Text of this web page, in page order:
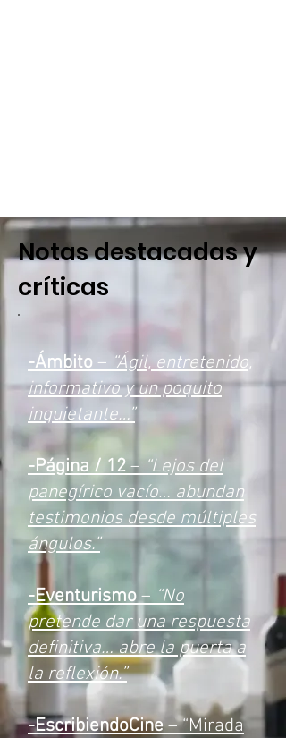
Notas destacadas y
críticas
-Ámbito – “Ágil, entretenido,
informativo y un poquito
inquietante…”
-Página / 12– “Lejos del
panegírico vacío… abundan
testimonios desde múltiples
ángulos.”
-Eventurismo– “No
pretende dar una respuesta
definitiva… abre la puerta a
la reflexión.”
-EscribiendoCine– “Mirada